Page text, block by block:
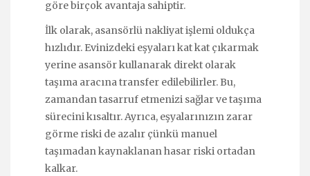
göre birçok avantaja sahiptir.
İlk olarak, asansörlü nakliyat işlemi oldukça
hızlıdır. Evinizdeki eşyaları kat kat çıkarmak
yerine asansör kullanarak direkt olarak
taşıma aracına transfer edilebilirler. Bu,
zamandan tasarruf etmenizi sağlar ve taşıma
sürecini kısaltır. Ayrıca, eşyalarınızın zarar
görme riski de azalır çünkü manuel
taşımadan kaynaklanan hasar riski ortadan
kalkar.